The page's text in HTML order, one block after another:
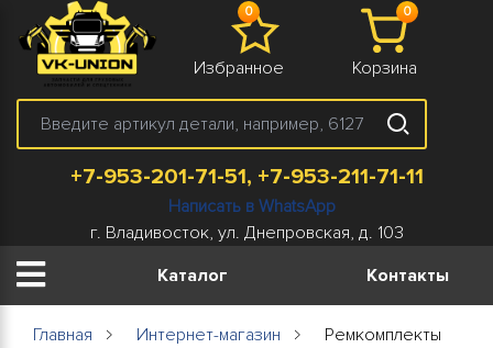
0
Избранное
0
Корзина
+7-953-201-71-51, +7-953-211-71-11
Написать в WhatsApp
г. Владивосток, ул. Днепровская, д. 103
Каталог
Контакты
Главная Интернет-магазин Ремкомплекты